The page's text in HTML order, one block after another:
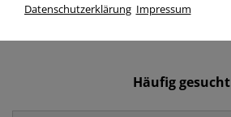
mehr Infos zur Kategorie
Häufig gesucht
Datenschutzerklärung Impressum